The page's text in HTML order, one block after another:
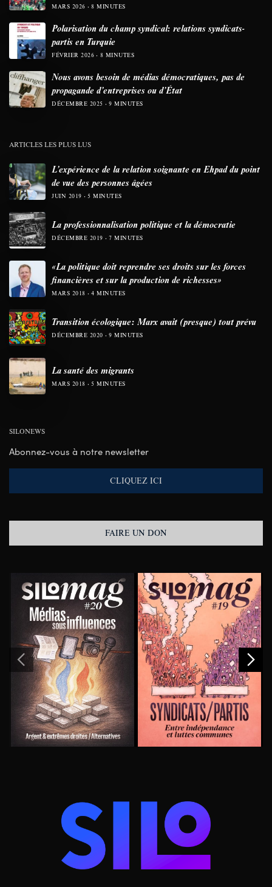
MARS 2026 8 MINUTES
Polarisation du champ syndical: relations syndicats-
partis en Turquie
FÉVRIER 2026 8 MINUTES
Nous avons besoin de médias démocratiques, pas de
propagande d’entreprises ou d’État
DÉCEMBRE 2025 9 MINUTES
ARTICLES LES PLUS LUS
L’expérience de la relation soignante en Ehpad du point
de vue des personnes âgées
JUIN 2019 5 MINUTES
La professionnalisation politique et la démocratie
DÉCEMBRE 2019 7 MINUTES
«La politique doit reprendre ses droits sur les forces
financières et sur la production de richesses»
MARS 2018 4 MINUTES
Transition écologique: Marx avait (presque) tout prévu
DÉCEMBRE 2020 9 MINUTES
La santé des migrants
MARS 2018 5 MINUTES
SILONEWS
Abonnez-vous à notre newsletter
CLIQUEZ ICI
FAIRE UN DON